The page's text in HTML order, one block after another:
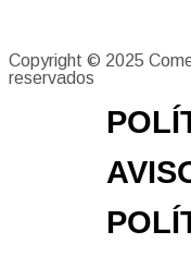
Copyright © 2025
reservados